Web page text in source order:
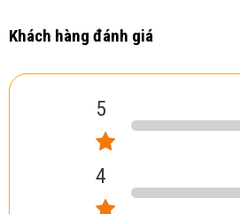
Khách hàng đánh giá
5
4